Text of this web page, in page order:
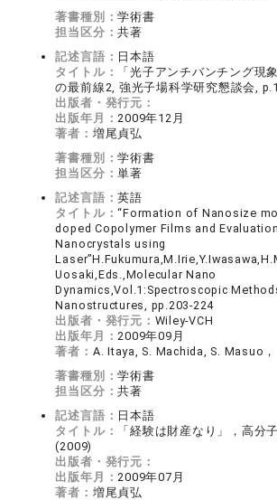
著書種別：学術書
担当区分：共著
記述言語： 日本語
タイトル：
「光子アンチバンチング現
の最前線2, 強光子場科学研究懇談会,
出版者・発行元：
出版年月： 2009年12月
著者： 増尾貞弘
著書種別：学術書
担当区分：単著
記述言語：英語
タイトル：“Formation of Nanosize
doped Copolymer Films and
Nanocrystals using
Uosaki,Eds.,Molecular Nano
Dynamics,Vol.1:Spectroscopic
Nanostructures, pp.203-224
出版者・発行元： Wiley-VCH
出版年月： 2009年09月
著者： A. Itaya, S. Machida, S. Masuo，
著書種別：学術書
担当区分：共著
記述言語： 日本語
タイトル：
「経験は財産なり」，高分
(2009)
出版者・発行元：
出版年月： 2009年07月
著者： 増尾貞弘